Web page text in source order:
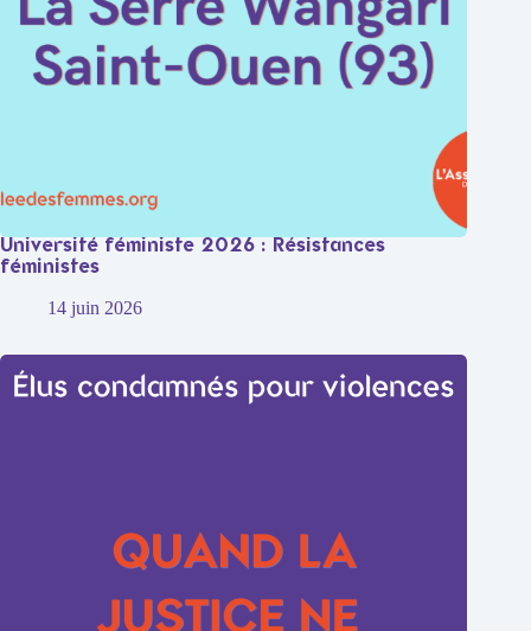
Université féministe 2026 : Résistances
féministes
14 juin 2026